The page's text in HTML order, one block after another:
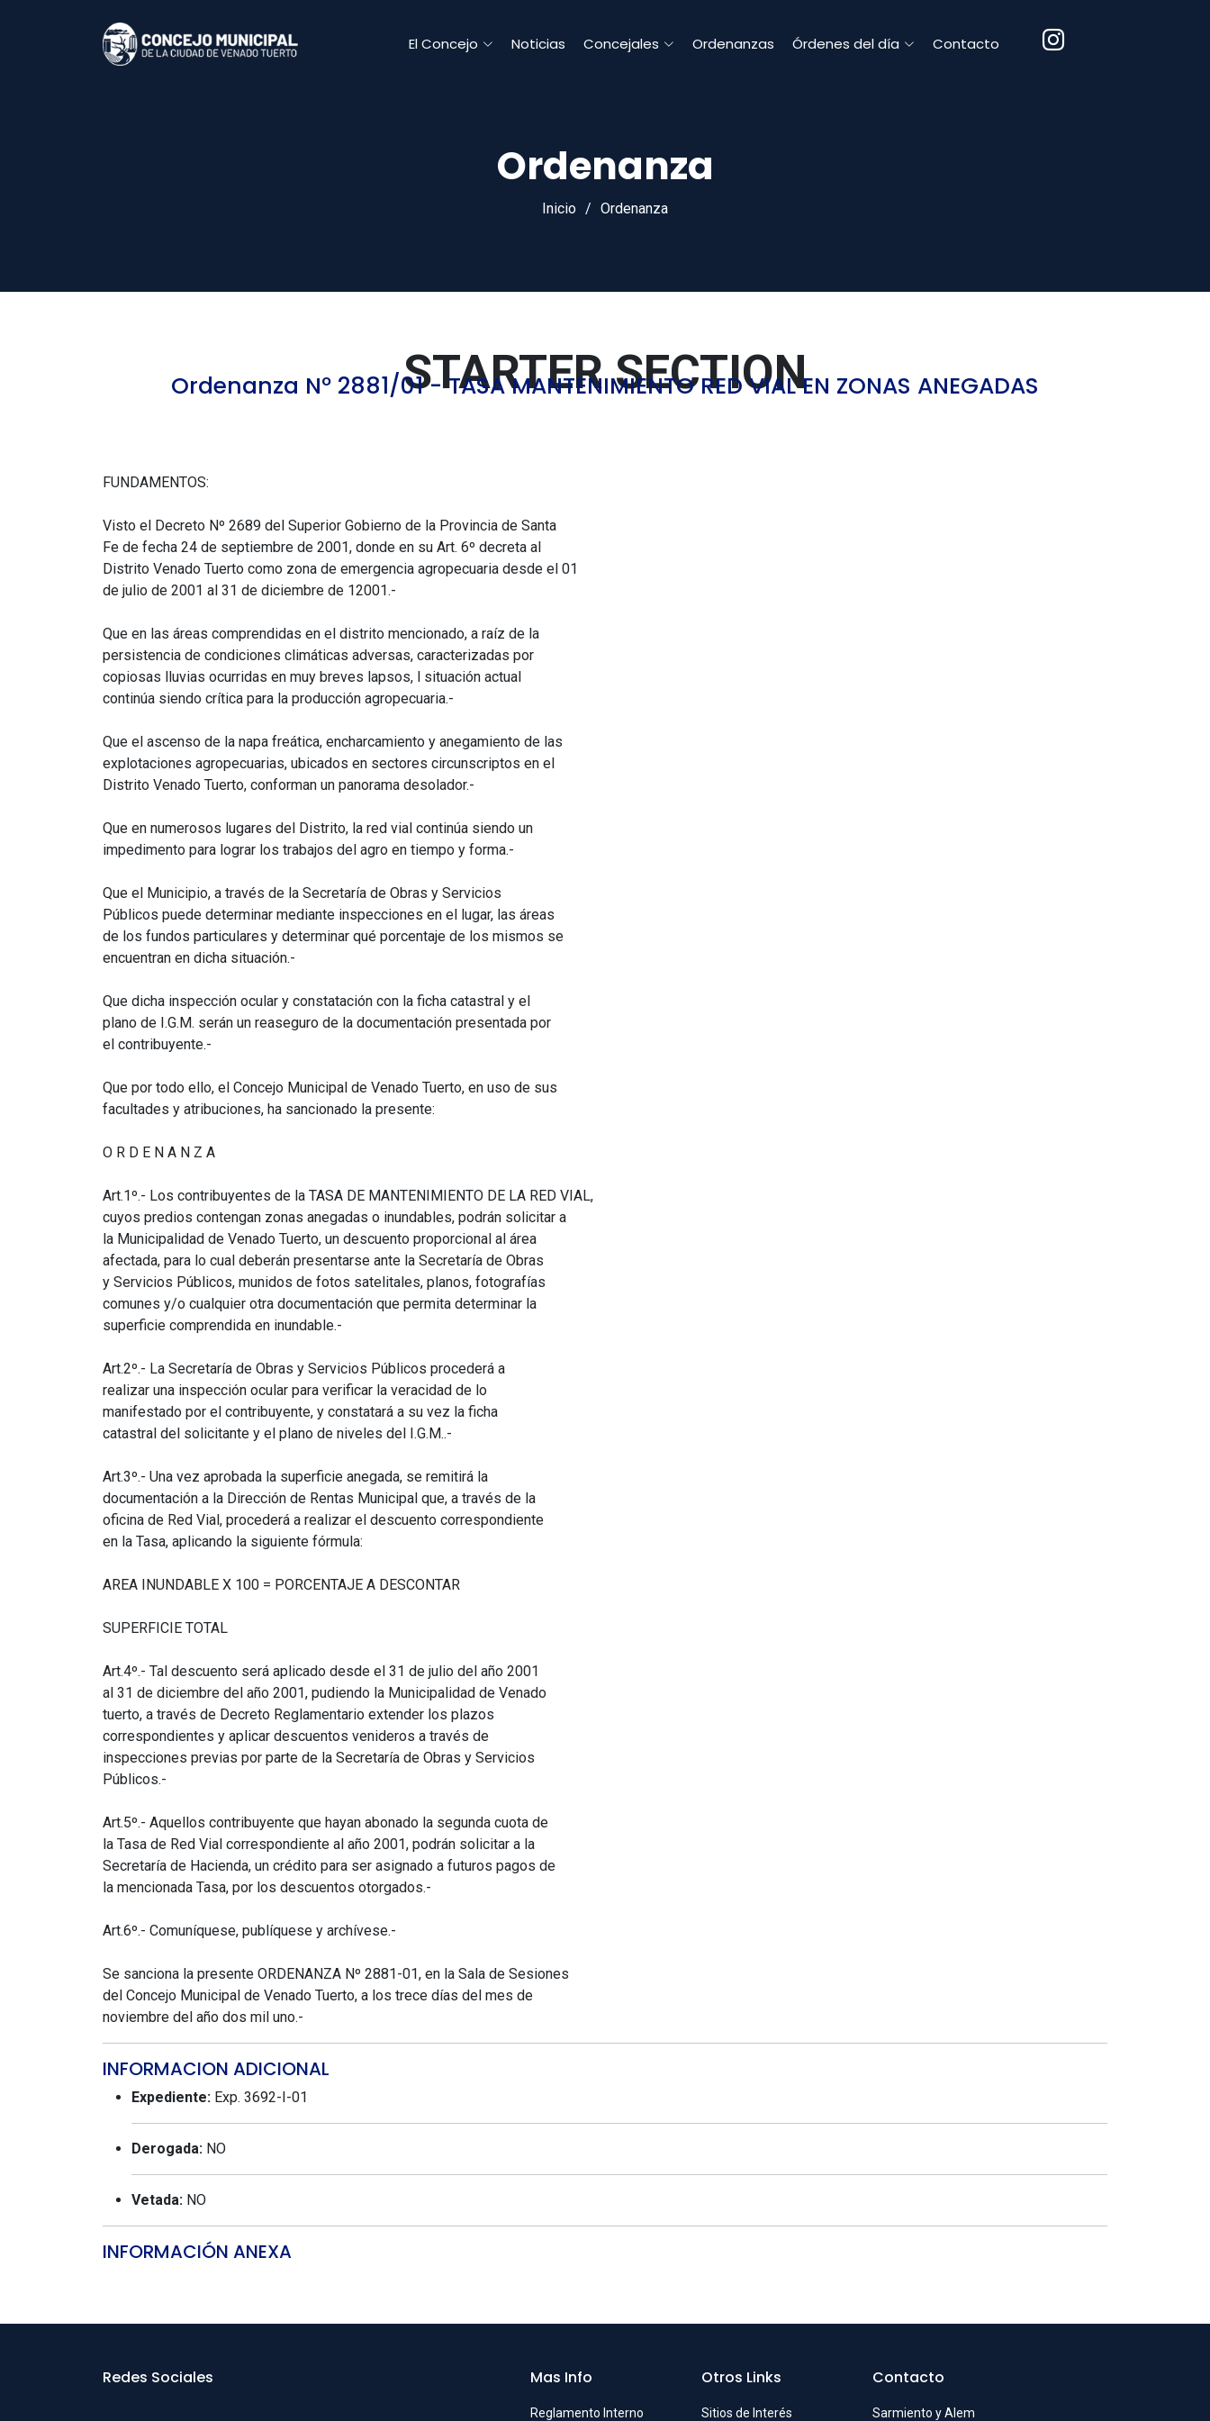
El Concejo Noticias Concejales Ordenanzas Órdenes del día Contacto
Ordenanza
Inicio Ordenanza
STARTER SECTION
Ordenanza Nº 2881/01 - TASA MANTENIMIENTO RED VIAL EN ZONAS ANEGADAS
FUNDAMENTOS:
Visto el Decreto Nº 2689 del Superior Gobierno de la Provincia de Santa
Fe de fecha 24 de septiembre de 2001, donde en su Art. 6º decreta al
Distrito Venado Tuerto como zona de emergencia agropecuaria desde el 01
de julio de 2001 al 31 de diciembre de 12001.-
Que en las áreas comprendidas en el distrito mencionado, a raíz de la
persistencia de condiciones climáticas adversas, caracterizadas por
copiosas lluvias ocurridas en muy breves lapsos, l situación actual
continúa siendo crítica para la producción agropecuaria.-
Que el ascenso de la napa freática, encharcamiento y anegamiento de las
explotaciones agropecuarias, ubicados en sectores circunscriptos en el
Distrito Venado Tuerto, conforman un panorama desolador.-
Que en numerosos lugares del Distrito, la red vial continúa siendo un
impedimento para lograr los trabajos del agro en tiempo y forma.-
Que el Municipio, a través de la Secretaría de Obras y Servicios
Públicos puede determinar mediante inspecciones en el lugar, las áreas
de los fundos particulares y determinar qué porcentaje de los mismos se
encuentran en dicha situación.-
Que dicha inspección ocular y constatación con la ficha catastral y el
plano de I.G.M. serán un reaseguro de la documentación presentada por
el contribuyente.-
Que por todo ello, el Concejo Municipal de Venado Tuerto, en uso de sus
facultades y atribuciones, ha sancionado la presente:
O R D E N A N Z A
Art.1º.- Los contribuyentes de la TASA DE MANTENIMIENTO DE LA RED VIAL,
cuyos predios contengan zonas anegadas o inundables, podrán solicitar a
la Municipalidad de Venado Tuerto, un descuento proporcional al área
afectada, para lo cual deberán presentarse ante la Secretaría de Obras
y Servicios Públicos, munidos de fotos satelitales, planos, fotografías
comunes y/o cualquier otra documentación que permita determinar la
superficie comprendida en inundable.-
Art.2º.- La Secretaría de Obras y Servicios Públicos procederá a
realizar una inspección ocular para verificar la veracidad de lo
manifestado por el contribuyente, y constatará a su vez la ficha
catastral del solicitante y el plano de niveles del I.G.M..-
Art.3º.- Una vez aprobada la superficie anegada, se remitirá la
documentación a la Dirección de Rentas Municipal que, a través de la
oficina de Red Vial, procederá a realizar el descuento correspondiente
en la Tasa, aplicando la siguiente fórmula:
AREA INUNDABLE X 100 = PORCENTAJE A DESCONTAR
SUPERFICIE TOTAL
Art.4º.- Tal descuento será aplicado desde el 31 de julio del año 2001
al 31 de diciembre del año 2001, pudiendo la Municipalidad de Venado
tuerto, a través de Decreto Reglamentario extender los plazos
correspondientes y aplicar descuentos venideros a través de
inspecciones previas por parte de la Secretaría de Obras y Servicios
Públicos.-
Art.5º.- Aquellos contribuyente que hayan abonado la segunda cuota de
la Tasa de Red Vial correspondiente al año 2001, podrán solicitar a la
Secretaría de Hacienda, un crédito para ser asignado a futuros pagos de
la mencionada Tasa, por los descuentos otorgados.-
Art.6º.- Comuníquese, publíquese y archívese.-
Se sanciona la presente ORDENANZA Nº 2881-01, en la Sala de Sesiones
del Concejo Municipal de Venado Tuerto, a los trece días del mes de
noviembre del año dos mil uno.-
INFORMACION ADICIONAL
Expediente: Exp. 3692-I-01
Derogada: NO
Vetada: NO
INFORMACIÓN ANEXA
Redes Sociales Mas Info
Reglamento Interno
Otros Links
Sitios de Interés
Contacto
Sarmiento y Alem